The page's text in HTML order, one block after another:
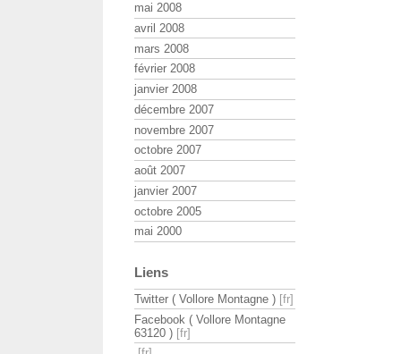
mai 2008
avril 2008
mars 2008
février 2008
janvier 2008
décembre 2007
novembre 2007
octobre 2007
août 2007
janvier 2007
octobre 2005
mai 2000
Liens
Twitter ( Vollore Montagne )
Facebook ( Vollore Montagne
63120 )